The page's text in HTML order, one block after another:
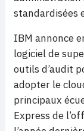
standardisées
IBM annonce
logiciel de
outils d’audit
adopter le
principaux
Express de